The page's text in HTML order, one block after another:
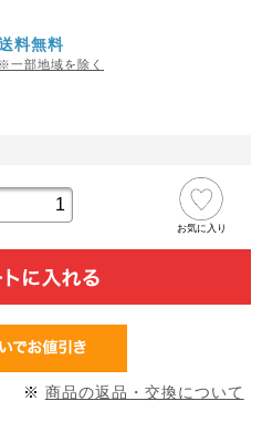
料無料
※一部地域を除く
お気に入り
※ 商品の返品・交換について